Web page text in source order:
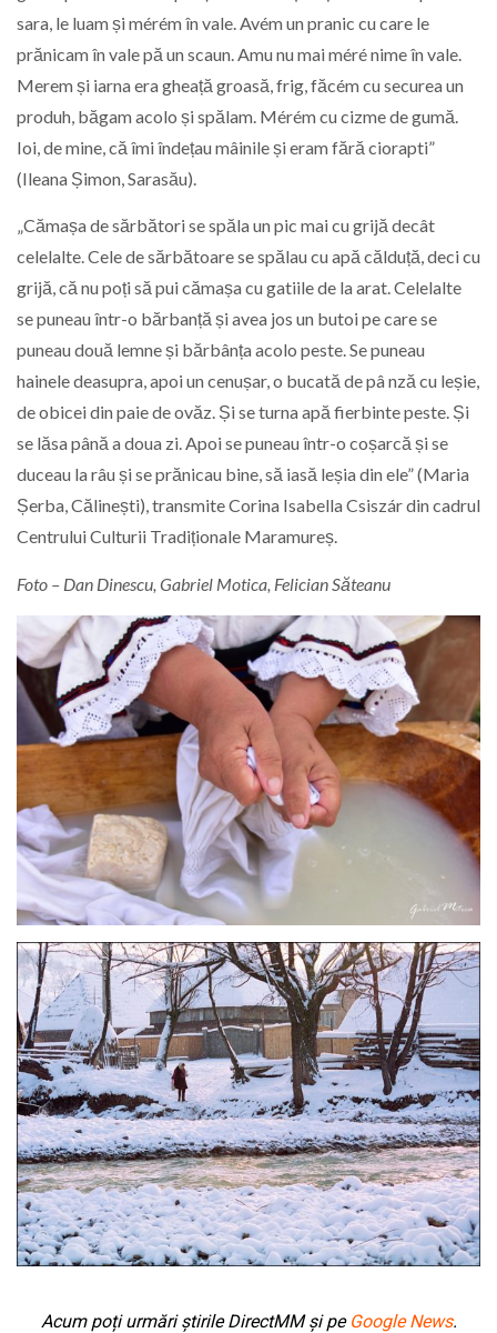
sara, le luam și mérém în vale. Avém un pranic cu care le
prănicam în vale pă un scaun. Amu nu mai méré nime în vale.
Merem și iarna era gheață groasă, frig, făcém cu securea un
produh, băgam acolo și spălam. Mérém cu cizme de gumă.
Ioi, de mine, că îmi îndețau mâinile și eram fără ciorapti”
(Ileana Șimon, Sarasău).
„Cămașa de sărbători se spăla un pic mai cu grijă decât
celelalte. Cele de sărbătoare se spălau cu apă călduță, deci cu
grijă, că nu poți să pui cămașa cu gatiile de la arat. Celelalte
se puneau într-o bărbanță și avea jos un butoi pe care se
puneau două lemne și bărbânța acolo peste. Se puneau
hainele deasupra, apoi un cenușar, o bucată de pâ nză cu leșie,
de obicei din paie de ovăz. Și se turna apă fierbinte peste. Și
se lăsa până a doua zi. Apoi se puneau într-o coșarcă și se
duceau la râu și se prănicau bine, să iasă leșia din ele” (Maria
Șerba, Călinești), transmite Corina Isabella Csiszár din cadrul
Centrului Culturii Tradiționale Maramureș.
Foto – Dan Dinescu, Gabriel Motica, Felician Săteanu
Acum poți urmări știrile DirectMM și pe Google News.